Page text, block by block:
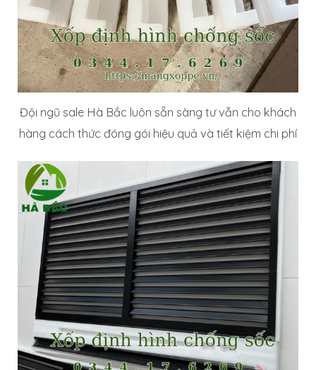
Đội ngũ sale Hà Bắc luôn sẵn sàng tư vẫn cho khách
hàng cách thức đóng gói hiệu quả và tiết kiệm chi phí